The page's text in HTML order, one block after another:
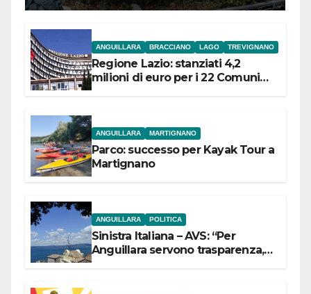
ANGUILLARA BRACCIANO LAGO TREVIGNANO
Regione Lazio: stanziati 4,2
milioni di euro per i 22 Comuni
ANGUILLARA MARTIGNANO
Parco: successo per Kayak Tour a
Martignano
ANGUILLARA POLITICA
Sinistra Italiana – AVS: “Per
Anguillara servono trasparenza,